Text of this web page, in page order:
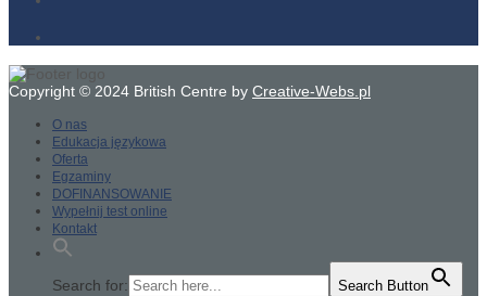
Copyright © 2024 British Centre by Creative-Webs.pl
O nas
Edukacja językowa
Oferta
Egzaminy
DOFINANSOWANIE
Wypełnij test online
Kontakt
Search for: Search Button